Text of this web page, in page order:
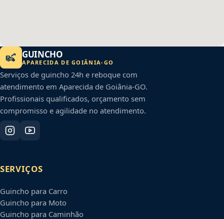
GUINCHO
APARECIDA DE GOIÂNIA-GO
Serviços de guincho 24h e reboque com
atendimento em Aparecida de Goiânia-GO.
Profissionais qualificados, orçamento sem
compromisso e agilidade no atendimento.
SERVIÇOS
Guincho para Carro
Guincho para Moto
Guincho para Caminhão